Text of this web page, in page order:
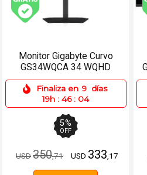
Envío gratis (Ver Envíos y
Monitor Gigabyte Curvo
GS34WQCA 34 WQHD
120Hz - HDMIx2, DP
Finaliza en 9 días
19h : 46 : 04
5%
OFF
USD350,71 USD 333 ,17